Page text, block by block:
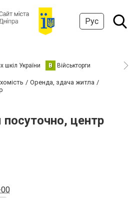
Рус
шкіл України В Військторги
Оренда, здача житла
центр